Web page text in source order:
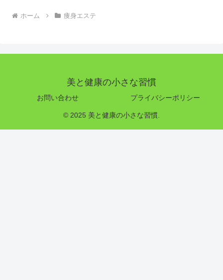
ホーム 痩身エステ
美と健康の小さな習慣
お問い合わせ プライバシーポリシー
© 2025 美と健康の小さな習慣.